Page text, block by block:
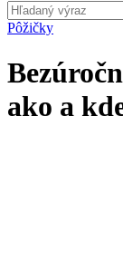
Pôžičky
ako a